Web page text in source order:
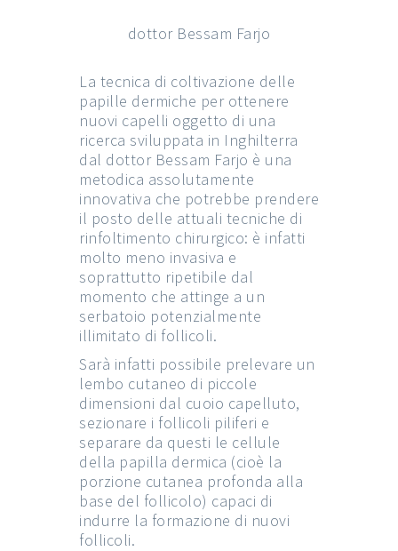
dottor Bessam Farjo
La tecnica di coltivazione delle
papille dermiche per ottenere
nuovi capelli oggetto di una
ricerca sviluppata in Inghilterra
dal dottor Bessam Farjo è una
metodica assolutamente
innovativa che potrebbe prendere
il posto delle attuali tecniche di
rinfoltimento chirurgico: è infatti
molto meno invasiva e
soprattutto ripetibile dal
momento che attinge a un
serbatoio potenzialmente
illimitato di follicoli.
Sarà infatti possibile prelevare un
lembo cutaneo di piccole
dimensioni dal cuoio capelluto,
sezionare i follicoli piliferi e
separare da questi le cellule
della papilla dermica (cioè la
porzione cutanea profonda alla
base del follicolo) capaci di
indurre la formazione di nuovi
follicoli.